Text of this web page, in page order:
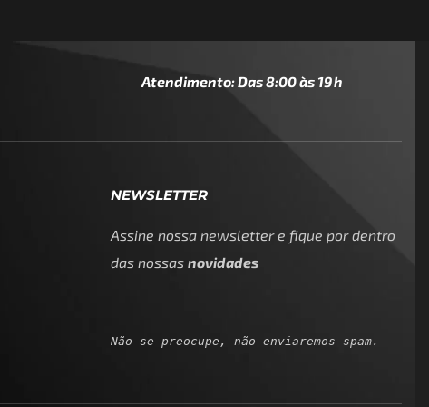
Atendimento: Das 8:00 às 19h
NEWSLETTER
Assine nossa newsletter e fique por dentro
das nossas novidades
Não se preocupe, não enviaremos spam.